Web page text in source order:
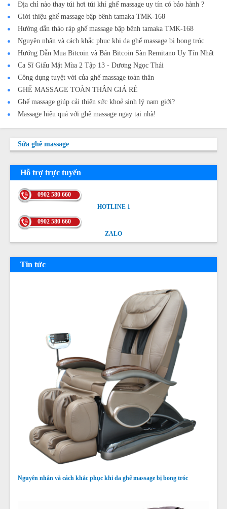
Địa chỉ nào thay túi hơi túi khí ghế massage uy tín có bảo hành ?
Giới thiệu ghế massage bập bênh tamaka TMK-168
Hướng dẫn tháo ráp ghế massage bập bênh tamaka TMK-168
Nguyên nhân và cách khắc phục khi da ghế massage bị bong tróc
Hướng Dẫn Mua Bitcoin và Bán Bitcoin Sàn Remitano Uy Tín Nhất
Ca Sĩ Giấu Mặt Mùa 2 Tập 13 - Dương Ngọc Thái
Công dụng tuyệt vời của ghế massage toàn thân
GHẾ MASSAGE TOÀN THÂN GIÁ RẺ
Ghế massage giúp cải thiện sức khoẻ sinh lý nam giới?
Massage hiệu quả với ghế massage ngay tại nhà!
Sửa ghế massage
Hỗ trợ trực tuyến
0902 580 660
HOTLINE 1
0902 580 660
ZALO
Tin tức
Nguyên nhân và cách khắc phục khi da ghế massage bị bong tróc